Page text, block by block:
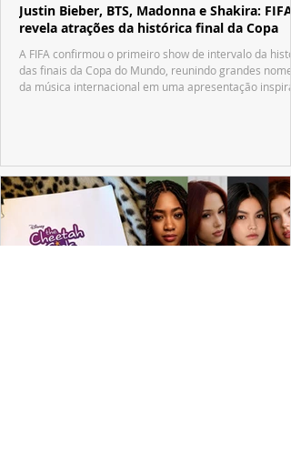
Justin Bieber, BTS, Madonna e Shakira: FIFA
revela atrações da histórica final da Copa
A FIFA confirmou o primeiro show de intervalo da
das finais da Copa do Mundo, reunindo grandes nomes
da música internacional em uma apresentação